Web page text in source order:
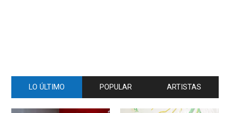
LO ÚLTIMO POPULAR ARTISTAS